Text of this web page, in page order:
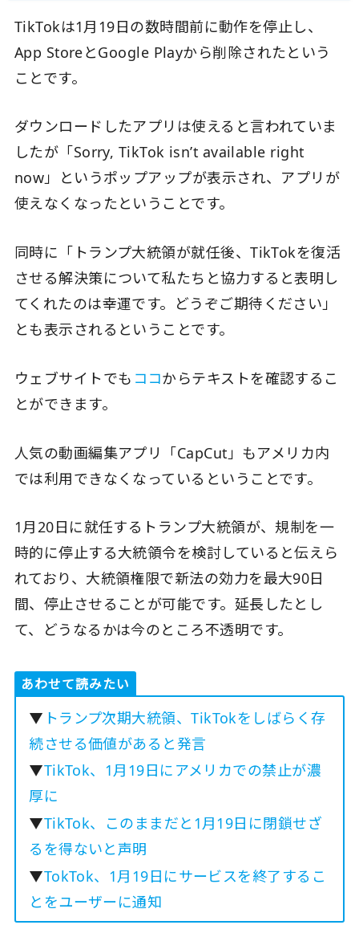
TikTokは1月19日の数時間前に動作を停止し、
App StoreとGoogle Playから削除されたという
ことです。
ダウンロードしたアプリは使えると言われていま
したが「Sorry, TikTok isn’t available right
now」というポップアップが表示され、アプリが
使えなくなったということです。
同時に「トランプ大統領が就任後、TikTokを復活
させる解決策について私たちと協力すると表明し
てくれたのは幸運です。どうぞご期待ください」
とも表示されるということです。
ウェブサイトでも ココからテキストを確認するこ
とができます。
人気の動画編集アプリ「CapCut」もアメリカ内
では利用できなくなっているということです。
1月20日に就任するトランプ大統領が、規制を一
時的に停止する大統領令を検討していると伝えら
れており、大統領権限で新法の効力を最大90日
間、停止させることが可能です。延長したとし
て、どうなるかは今のところ不透明です。
あわせて読みたい
▼ トランプ次期大統領、TikTokをしばらく存
続させる価値があると発言
▼TikTok、1月19日にアメリカでの禁止が濃
厚に
▼TikTok、このままだと1月19日に閉鎖せざ
るを得ないと声明
▼TokTok、1月19日にサービスを終了するこ
とをユーザーに通知